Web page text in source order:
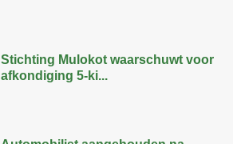
Stichting Mulokot waarschuwt voor
afkondiging 5-ki...